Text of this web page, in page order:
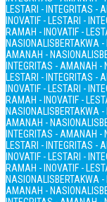
LESTARI - INTEGRITAS -
INOVATIF - LESTARI -
RAMAH - INOVATIF -
NASIONALISBERTAKWA
AMANAH - NASIONALIS
INTEGRITAS - AMANAH -
LESTARI - INTEGRITAS -
INOVATIF - LESTARI -
RAMAH - INOVATIF -
NASIONALISBERTAKWA
AMANAH - NASIONALIS
INTEGRITAS - AMANAH -
LESTARI - INTEGRITAS -
INOVATIF - LESTARI -
RAMAH - INOVATIF -
NASIONALISBERTAKWA
AMANAH - NASIONALIS